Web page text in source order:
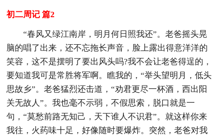
初二周记 篇2
“春风又绿江南岸，明月何日照我还”。老爸摇头晃
脑的唱了出来，还不忘拖长声音，脸上露出得意洋洋的
笑容，这不是摆明了要出风头吗?我不会让老爸得逞的，
要知道我可是常胜将军啊。瞧我的，“举头望明月，低头
思故乡”。老爸猛烈还击道，“劝君更尽一杯酒，西出阳
关无故人”。我也毫不示弱，不假思索，脱口就是一
句，“莫愁前路无知己，天下谁人不识君”。就这样你来
我往，火药味十足，好像随时要爆炸。突然，老爸对我